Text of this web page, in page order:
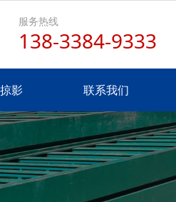
服务热线
138-3384-9333
影 联系我们